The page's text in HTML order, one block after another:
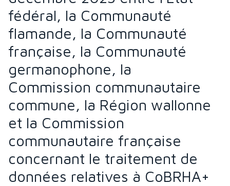
fédéral, la Communauté
flamande, la Communauté
française, la Communauté
germanophone, la
Commission communautaire
commune, la Région wallonne
et la Commission
communautaire française
concernant le traitement de
données relatives à CoBRHA+